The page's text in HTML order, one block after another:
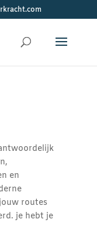
en
routes
je hebt je